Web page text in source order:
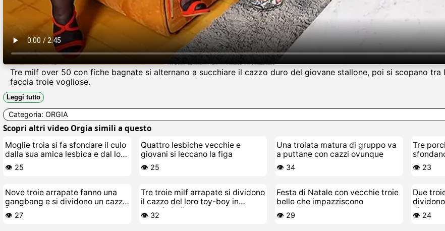
Tre milf over 50 con fiche bagnate si alternano a succhiare il cazzo duro del giovane stallone, poi si scopano
faccia troie vogliose.
Leggi tutto
Categoria: ORGIA
Scopri altri video Orgia simili a questo
Moglie troia si fa sfondare il culo
dalla sua amica lesbica e dal loro
stallone
👁️ 25
Quattro lesbiche vecchie e
giovani si leccano la figa
👁️ 25
Una troiata matura di gruppo va
a puttane con cazzi ovunque
👁️ 34
Tre
troia
👁️ 23
Nove troie arrapate fanno una
gangbang e si dividono un cazzo
fortunato
👁️ 27
Tre troie milf arrapate si dividono
il cazzo del loro toy-boy in
unorgia bollente
👁️ 32
Festa di Natale con vecchie troie
belle che impazziscono
👁️ 29
Due
giovane
👁️ 24